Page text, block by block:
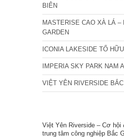
BIÊN
MASTERISE CAO XÀ LÁ –
GARDEN
ICONIA LAKESIDE TỐ
IMPERIA SKY PARK NAM
VIỆT YÊN RIVERSIDE
Việt Yên Riverside – Cơ
trung tâm công nghiệp Bắc